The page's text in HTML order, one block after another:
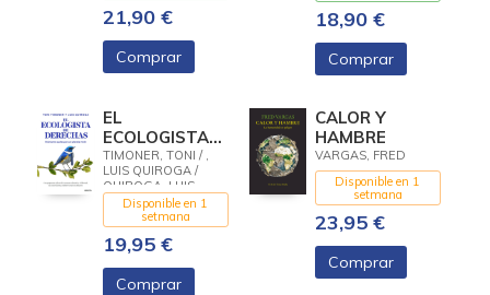
21,90 €
Comprar
18,90 €
Comprar
EL
ECOLOGISTA
DE DERECHAS
TIMONER, TONI / ,
LUIS QUIROGA /
QUIROGA, LUIS
Disponible en 1
setmana
19,95 €
Comprar
CALOR Y
HAMBRE
VARGAS, FRED
Disponible en 1
setmana
23,95 €
Comprar